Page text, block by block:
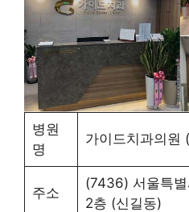
병원
명
가이드치과의원
주소
(7436) 서울특
2층 (신길동)